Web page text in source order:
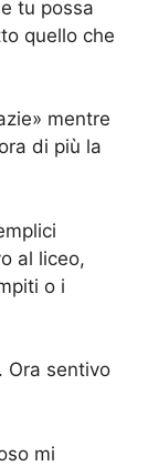
tu possa
quello che
mentre
di più la
al liceo,
o i
Ora sentivo
mi